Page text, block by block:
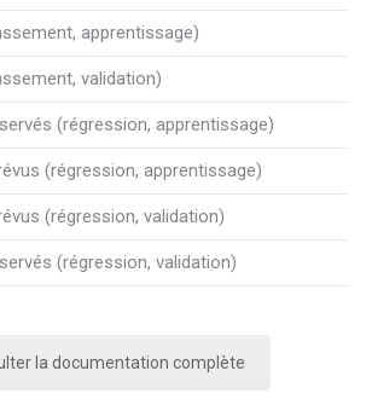
apprentissage)
validation)
(régression, apprentissage)
(régression, apprentissage)
(régression, validation)
(régression, validation)
la documentation complète